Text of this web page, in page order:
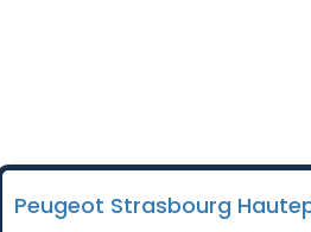
Peugeot Strasbourg